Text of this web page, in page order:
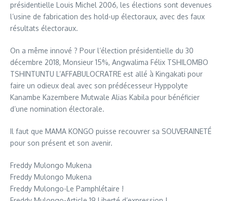
présidentielle Louis Michel 2006, les élections sont devenues
l’usine de fabrication des hold-up électoraux, avec des faux
résultats électoraux.
On a même innové ? Pour l’élection présidentielle du 30
décembre 2018, Monsieur 15%, Angwalima Félix TSHILOMBO
TSHINTUNTU L’AFFABULOCRATRE est allé à Kingakati pour
faire un odieux deal avec son prédécesseur Hyppolyte
Kanambe Kazembere Mutwale Alias Kabila pour bénéficier
d’une nomination électorale.
Il faut que MAMA KONGO puisse recouvrer sa SOUVERAINETÉ
pour son présent et son avenir.
Freddy Mulongo Mukena
Freddy Mulongo Mukena
Freddy Mulongo-Le Pamphlétaire !